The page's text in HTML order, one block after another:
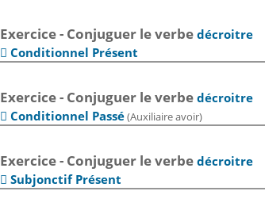
Exercice - Conjuguer le verbedécroitre
Conditionnel Présent
Exercice - Conjuguer le verbedécroitre
Conditionnel Passé(Auxiliaire avoir)
Exercice - Conjuguer le verbedécroitre
Subjonctif Présent